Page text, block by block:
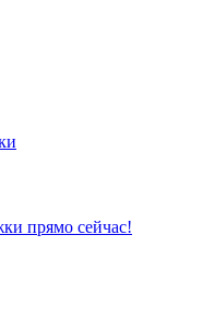
прямо сейчас!